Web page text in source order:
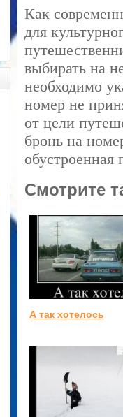
Как
для
выбирать на
необходимо
номер не
от цели
бронь на
обустроенная
Смотрите
А так хотелось